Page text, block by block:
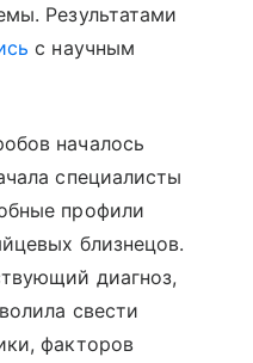
Результатами
с научным
началось
специалисты
профили
близнецов.
диагноз,
свести
факторов